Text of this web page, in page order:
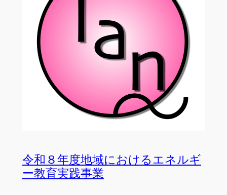
令和８年度地域におけるエネルギ
ー教育実践事業